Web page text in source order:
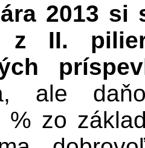
2013
z II.
ale
zo